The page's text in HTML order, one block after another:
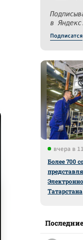
в
Подписатся
вчера в
Более 700
Татарстана